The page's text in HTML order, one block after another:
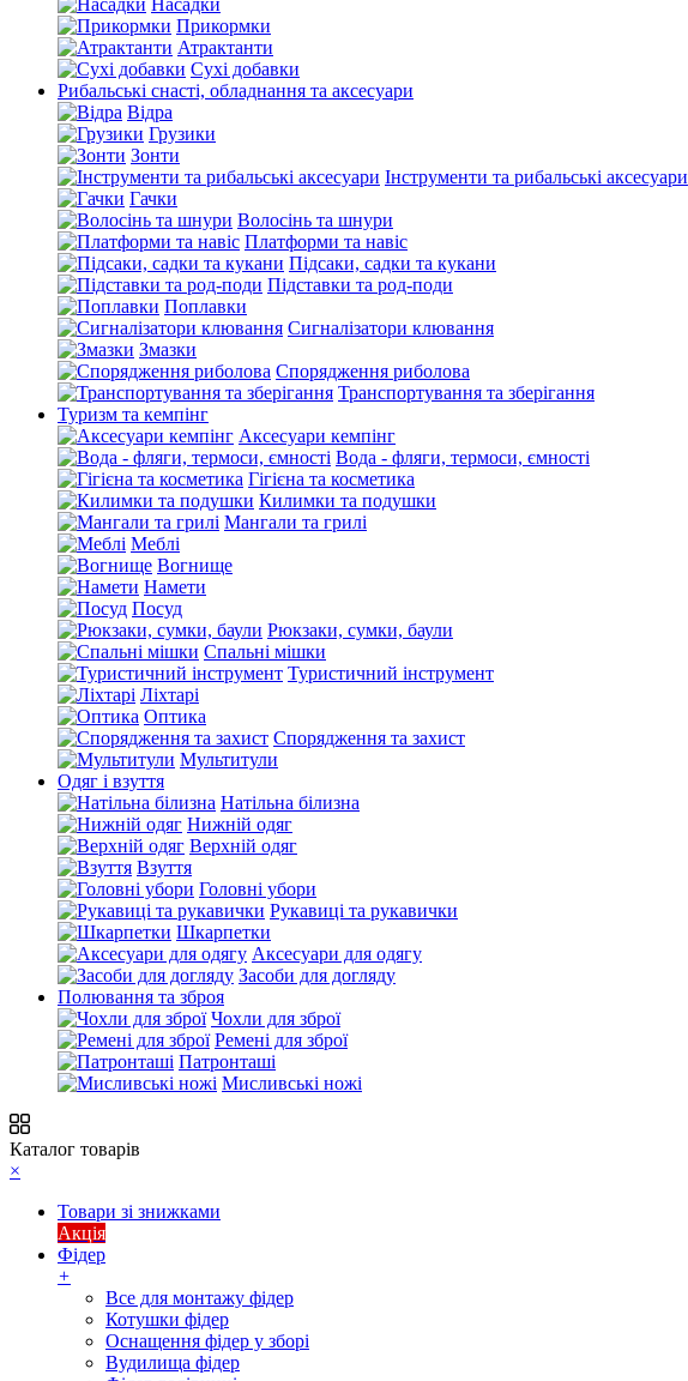
Насадки
Прикормки
Атрактанти
Сухі добавки
Рибальські снасті, обладнання та аксесуари
Відра
Грузики
Зонти
Інструменти та рибальські аксесуари
Гачки
Волосінь та шнури
Платформи та навіс
Підсаки, садки та кукани
Підставки та род-поди
Поплавки
Сигналізатори клювання
Змазки
Спорядження риболова
Транспортування та зберігання
Туризм та кемпінг
Аксесуари кемпінг
Вода - фляги, термоси, ємності
Гігієна та косметика
Килимки та подушки
Мангали та грилі
Меблі
Вогнище
Намети
Посуд
Рюкзаки, сумки, баули
Спальні мішки
Туристичний інструмент
Ліхтарі
Оптика
Спорядження та захист
Мультитули
Одяг і взуття
Натільна білизна
Нижній одяг
Верхній одяг
Взуття
Головні убори
Рукавиці та рукавички
Шкарпетки
Аксесуари для одягу
Засоби для догляду
Полювання та зброя
Чохли для зброї
Ремені для зброї
Патронташі
Мисливські ножі
Каталог товарів
×
Товари зі знижками
Акція
Фідер
+
Все для монтажу фідер
Котушки фідер
Оснащення фідер у зборі
Вудилища фідер